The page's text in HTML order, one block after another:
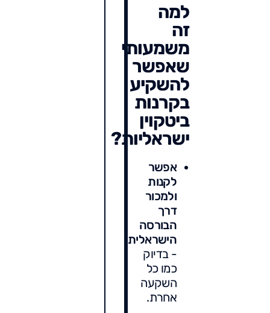
למה
זה
משמעותי
שאפשר
להשקיע
בקרנות
ביטקוין
ישראליות?
אפשר
לקנות
ולמכור
דרך
הבורסה
הישראלית
- בדיוק
כמו כל
השקעה
אחרת.